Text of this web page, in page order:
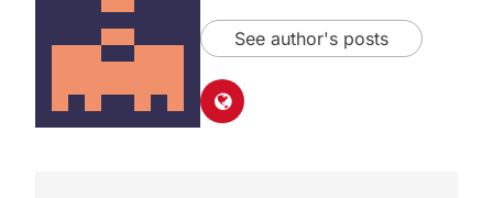
See author's posts